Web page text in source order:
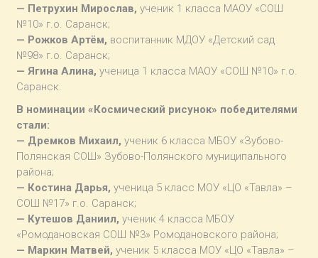
— Петрухин Мирослав, ученик 1 класса МАОУ «СОШ
№10» г.о. Саранск;
— Рожков Артём, воспитанник МДОУ «Детский сад
№98» г.о. Саранск;
— Ягина Алина, ученица 1 класса МАОУ «СОШ №10» г.о.
Саранск.
В номинации «Космический рисунок» победителями
стали:
— Дремков Михаил, ученик 6 класса МБОУ «Зубово-
Полянская СОШ» Зубово-Полянского муниципального
района;
— Костина Дарья, ученица 5 класс МОУ «ЦО «Тавла» –
СОШ №17» г.о. Саранск;
— Кутешов Даниил, ученик 4 класса МБОУ
«Ромодановская СОШ №3» Ромодановского района;
— Маркин Матвей, ученик 5 класса МОУ «ЦО «Тавла» –